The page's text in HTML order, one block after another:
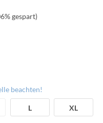
gespart)
beachten!
L XL